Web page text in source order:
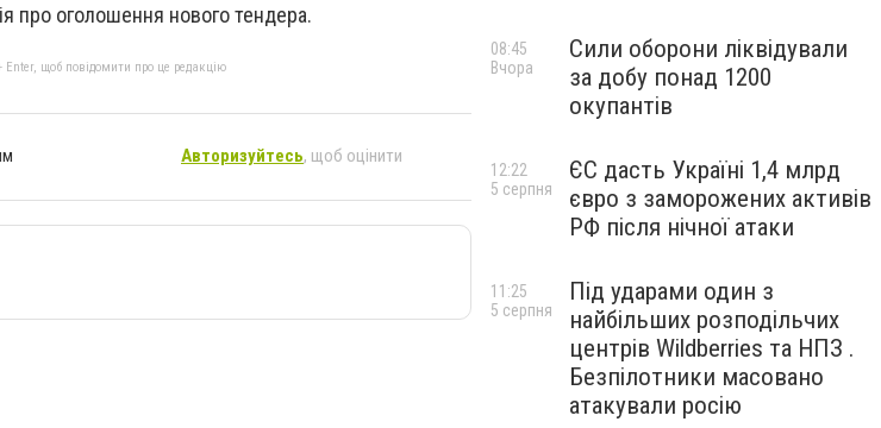
про оголошення нового тендера.
Enter, щоб повідомити про це редакцію
Авторизуйтесь, щоб оцінити
Сили оборони ліквідували
за добу понад 1200
окупантів
08:45
Вчора
ЄС дасть Україні 1,4 млрд
євро з заморожених активів
РФ після нічної атаки
12:22
5 серпня
Під ударами один з
найбільших розподільчих
центрів Wildberries та НПЗ .
Безпілотники масовано
атакували росію
11:25
5 серпня